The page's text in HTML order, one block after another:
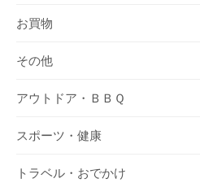
お買物
その他
アウトドア・ＢＢＱ
スポーツ・健康
トラベル・おでかけ